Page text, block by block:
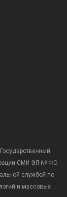
СМИ ЭЛ № ФС
службой по
и массовых